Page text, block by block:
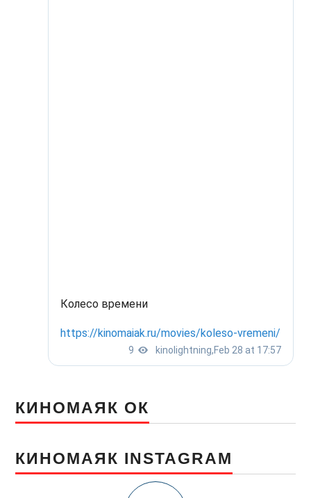
КИНОМАЯК ОК
КИНОМАЯК INSTAGRAM